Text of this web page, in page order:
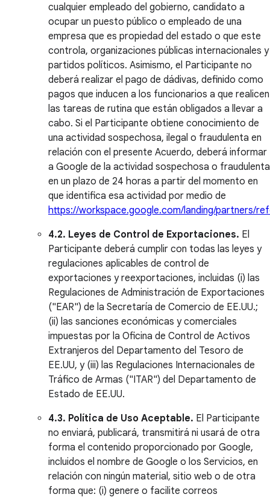
cualquier empleado del gobierno, candidato a
ocupar un puesto público o empleado de una
empresa que es propiedad del estado o que este
controla, organizaciones públicas internacionales y
partidos políticos. Asimismo, el Participante no
deberá realizar el pago de dádivas, definido como
pagos que inducen a los funcionarios a que realicen
las tareas de rutina que están obligados a llevar a
cabo. Si el Participante obtiene conocimiento de
una actividad sospechosa, ilegal o fraudulenta en
relación con el presente Acuerdo, deberá informar
a Google de la actividad sospechosa o fraudulenta
en un plazo de 24 horas a partir del momento en
que identifica esa actividad por medio de
https://workspace.google.com/landing/partners/
4.2. Leyes de Control de Exportaciones. El
Participante deberá cumplir con todas las leyes y
regulaciones aplicables de control de
exportaciones y reexportaciones, incluidas (i) las
Regulaciones de Administración de Exportaciones
("EAR") de la Secretaría de Comercio de EE.UU.;
(ii) las sanciones económicas y comerciales
impuestas por la Oficina de Control de Activos
Extranjeros del Departamento del Tesoro de
EE.UU, y (iii) las Regulaciones Internacionales de
Tráfico de Armas ("ITAR") del Departamento de
Estado de EE.UU.
4.3. Política de Uso Aceptable. El Participante
no enviará, publicará, transmitirá ni usará de otra
forma el contenido proporcionado por Google,
incluidos el nombre de Google o los Servicios, en
relación con ningún material, sitio web o de otra
forma que: (i) genere o facilite correos